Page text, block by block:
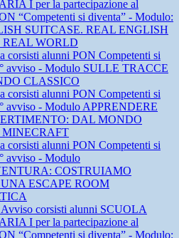
I per la partecipazione al
“Competenti si diventa” - Modulo:
SUITCASE. REAL ENGLISH
REAL WORLD
corsisti alunni PON Competenti si
avviso - Modulo SULLE TRACCE
CLASSICO
corsisti alunni PON Competenti si
avviso - Modulo APPRENDERE
DAL MONDO
corsisti alunni PON Competenti si
avviso - Modulo
COSTRUIAMO
ESCAPE ROOM
Avviso corsisti alunni SCUOLA
I per la partecipazione al
“Competenti si diventa” - Modulo: